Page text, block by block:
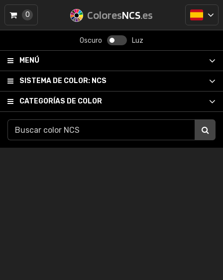
ColoresNCS.es
Oscuro Luz
MENÚ
SISTEMA DE COLOR: NCS
CATEGORÍAS DE COLOR
0